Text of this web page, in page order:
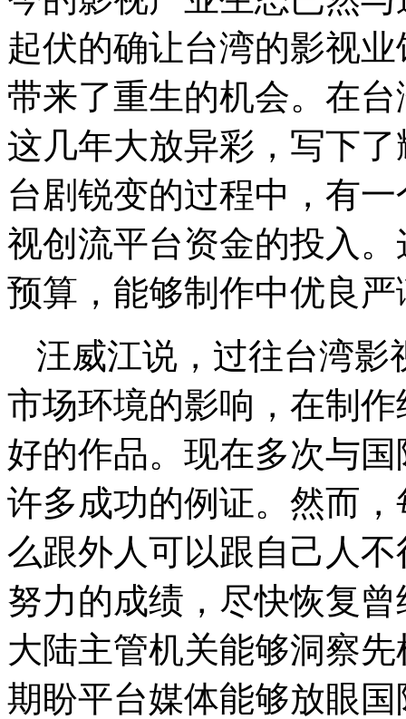
起伏的确让台湾的影视
带来了重生的机会。在
这几年大放异彩，写下
台剧锐变的过程中，有
视创流平台资金的投入
预算，能够制作中优良
汪威江说，过往台湾影
市场环境的影响，在制
好的作品。现在多次与
许多成功的例证。然而
么跟外人可以跟自己人
努力的成绩，尽快恢复
大陆主管机关能够洞察
期盼平台媒体能够放眼